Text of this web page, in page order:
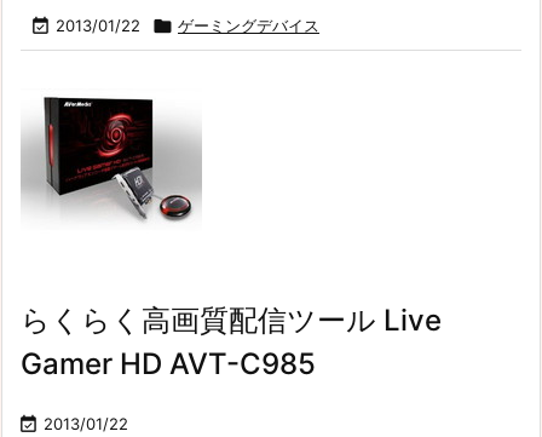
 2013/01/22  ゲーミングデバイス
らくらく高画質配信ツール Live
Gamer HD AVT-C985
 2013/01/22